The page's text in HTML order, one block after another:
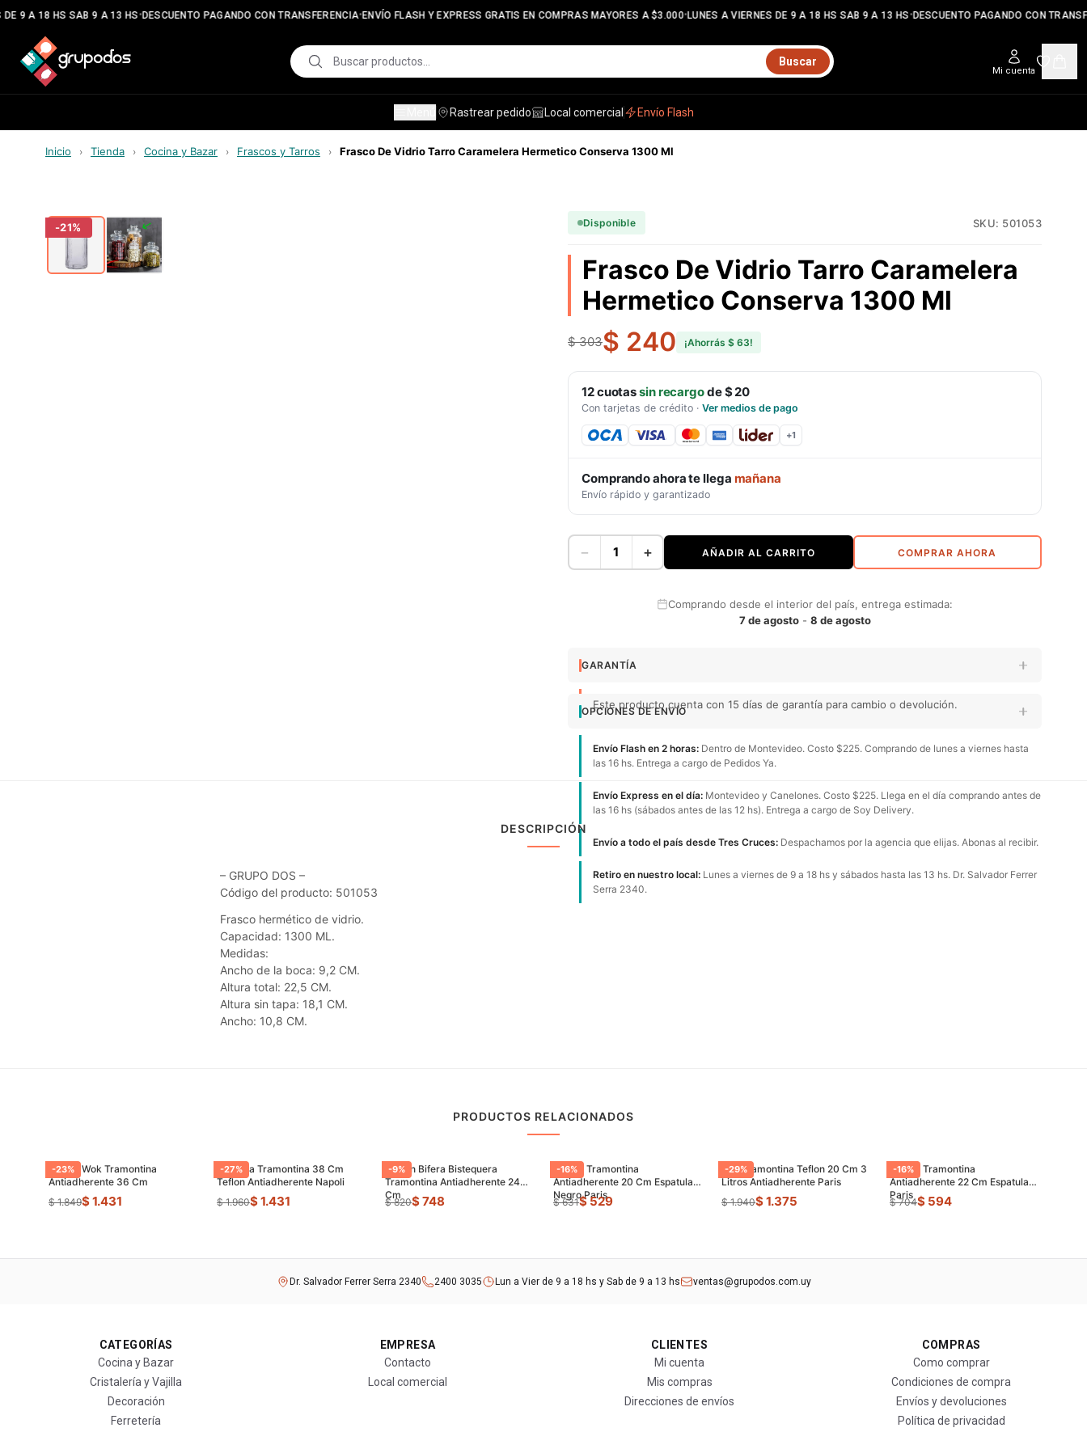
9 A 18 HS SAB 9 A 13 HS•DESCUENTO PAGANDO CON TRANSFERENCIA•ENVÍO FLASH Y EXPRESS GRATIS EN COMPRAS MAYORES A $3.000•LUNES A VIERNES DE 9 A 18 HS SAB 9 A 13 HS•DESCUENTO PAGANDO CON
Buscar
Mi cuenta
Rastrear pedido Local comercial Envío Flash
Inicio › Tienda › Cocina y Bazar › Frascos y Tarros › Frasco De Vidrio Tarro Caramelera Hermetico Conserva 1300 Ml
-21% Disponible SKU: 501053
Frasco De Vidrio Tarro Caramelera
Hermetico Conserva 1300 Ml
$ 303$ 240 ¡Ahorrás $ 63!
12cuotassin recargode$ 20
Con tarjetas de crédito · Ver medios de pago
+1
Comprando ahora te llega mañana
Envío rápido y garantizado
− + AÑADIR AL CARRITO COMPRAR AHORA
Comprando desde el interior del país, entrega estimada:
7 de agosto- 8 de agosto
GARANTÍA
Este producto cuenta con 15 días de garantía para cambio o devolución.
OPCIONES DE ENVÍO
Envío Flash en 2 horas: Dentro de Montevideo. Costo $225. Comprando de lunes a viernes hasta
las 16 hs. Entrega a cargo de Pedidos Ya.
Envío Express en el día: Montevideo y Canelones. Costo $225. Llega en el día comprando antes de
las 16 hs (sábados antes de las 12 hs). Entrega a cargo de Soy Delivery.
Envío a todo el país desde Tres Cruces: Despachamos por la agencia que elijas. Abonas al recibir.
Retiro en nuestro local: Lunes a viernes de 9 a 18 hs y sábados hasta las 13 hs. Dr. Salvador Ferrer
Serra 2340.
DESCRIPCIÓN
– GRUPO DOS –
Código del producto: 501053
Frasco hermético de vidrio.
Capacidad: 1300 ML.
Medidas:
Ancho de la boca: 9,2 CM.
Altura total: 22,5 CM.
Altura sin tapa: 18,1 CM.
Ancho: 10,8 CM.
PRODUCTOS RELACIONADOS
-23%
Sarten Wok Tramontina
Antiadherente 36 Cm
$ 1.849$ 1.431
-27%
Paellera Tramontina 38 Cm
Teflon Antiadherente Napoli
$ 1.960$ 1.431
-9%
Sarten Bifera Bistequera
Tramontina Antiadherente 24
Cm
$ 820$ 748
-16%
Sarten Tramontina
Antiadherente 20 Cm Espatula
Negro Paris
$ 631$ 529
-29%
Olla Tramontina Teflon 20 Cm 3
Litros Antiadherente Paris
$ 1.940$ 1.375
-16%
Sarten Tramontina
Antiadherente 22 Cm Espatula
Paris
$ 704$ 594
Dr. Salvador Ferrer Serra 2340 2400 3035 Lun a Vier de 9 a 18 hs y Sab de 9 a 13 hs ventas@grupodos.com.uy
CATEGORÍAS
Cocina y Bazar
Cristalería y Vajilla
Decoración
Ferretería
EMPRESA
Contacto
Local comercial
CLIENTES
Mi cuenta
Mis compras
Direcciones de envíos
COMPRAS
Como comprar
Condiciones de compra
Envíos y devoluciones
Política de privacidad